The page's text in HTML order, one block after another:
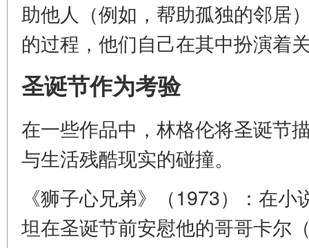
助他人（例如，帮助孤独的邻居
的过程，他们自己在其中扮演着
圣诞节作为考验
在一些作品中，林格伦将圣诞节
与生活残酷现实的碰撞。
《狮子心兄弟》（1973）：在
坦在圣诞节前安慰他的哥哥卡尔